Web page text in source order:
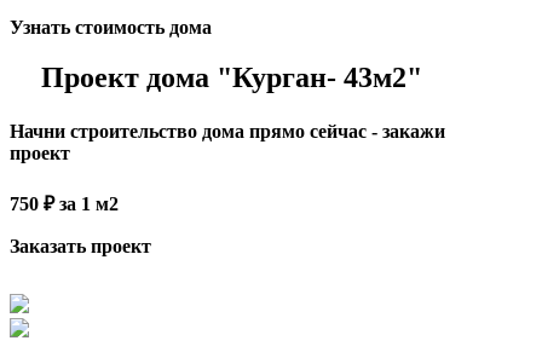
Узнать стоимость дома
Проект дома "Курган- 43м2"
Начни строительство дома прямо сейчас - закажи
проект
750 ₽ за 1 м2
Заказать проект